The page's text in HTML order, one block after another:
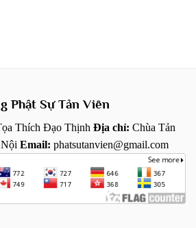
Phật Sự Tản Viên
Thích Đạo Thịnh Địa chỉ: Chùa Tản
Email: phatsutanvien@gmail.com